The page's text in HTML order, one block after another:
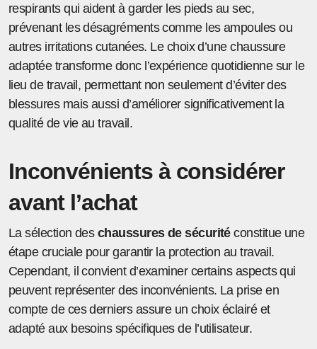
respirants qui aident à garder les pieds au sec,
prévenant les désagréments comme les ampoules ou
autres irritations cutanées. Le choix d’une chaussure
adaptée transforme donc l’expérience quotidienne sur le
lieu de travail, permettant non seulement d’éviter des
blessures mais aussi d’améliorer significativement la
qualité de vie au travail.
Inconvénients à considérer
avant l’achat
La sélection des chaussures de sécuritéconstitue une
étape cruciale pour garantir la protection au travail.
Cependant, il convient d’examiner certains aspects qui
peuvent représenter des inconvénients. La prise en
compte de ces derniers assure un choix éclairé et
adapté aux besoins spécifiques de l’utilisateur.